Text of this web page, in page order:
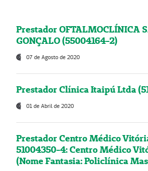
Prestador OFTALMOCLÍNICA
GONÇALO (55004164-2)
07 de Agosto de 2020
Prestador Clínica Itaipú Ltda
01 de Abril de 2020
Prestador Centro Médico
51004350-4: Centro Médico
(Nome Fantasia: Policlínica